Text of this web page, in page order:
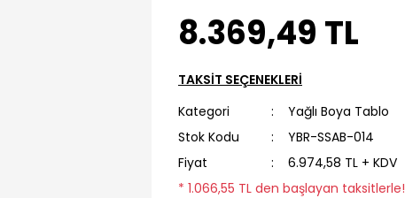
8.369,49 TL
TAKSİT SEÇENEKLERİ
Kategori
Yağlı Boya Tablo
Stok Kodu
YBR-SSAB-014
Fiyat
6.974,58 TL + KDV
* 1.066,55 TL den başlayan taksitlerle!